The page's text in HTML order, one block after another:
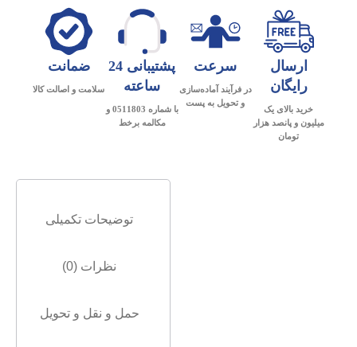
ارسال
رایگان
خرید بالای یک
میلیون و پانصد هزار
تومان
سرعت
در فرآیند آماده‌سازی
و تحویل به پست
پشتیبانی 24
ساعته
با شماره 0511803 و
مکالمه برخط
ضمانت
سلامت و اصالت کالا
توضیحات تکمیلی
نظرات (0)
حمل و نقل و تحویل